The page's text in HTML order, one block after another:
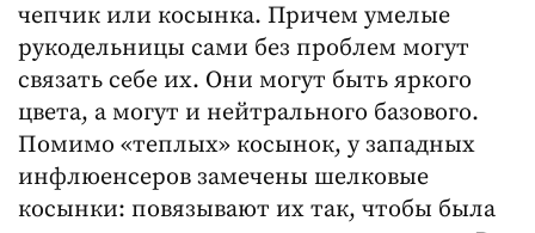
чепчик или косынка. Причем умелые
рукодельницы сами без проблем могут
связать себе их. Они могут быть яркого
цвета, а могут и нейтрального базового.
Помимо «теплых» косынок, у западных
инфлюенсеров замечены шелковые
косынки: повязывают их так, чтобы была